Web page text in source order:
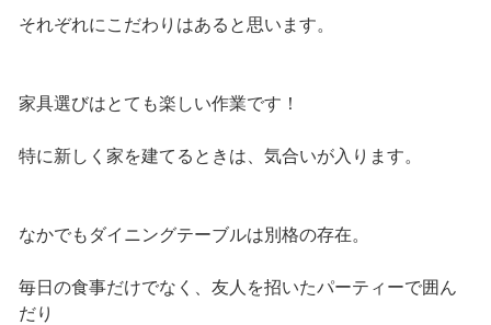
それぞれにこだわりはあると思います。
家具選びはとても楽しい作業です！
特に新しく家を建てるときは、気合いが入ります。
なかでもダイニングテーブルは別格の存在。
毎日の食事だけでなく、友人を招いたパーティーで囲ん
だり